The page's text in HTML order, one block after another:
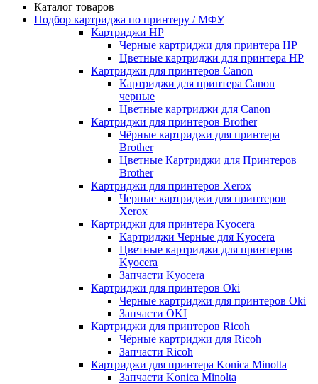
Каталог товаров
Подбор картриджа по принтеру / МФУ
Картриджи HP
Черные картриджи для принтера HP
Цветные картриджи для принтера HP
Картриджи для принтеров Сanon
Картриджи для принтера Сanon
черные
Цветные картриджи для Сanon
Картриджи для принтеров Brother
Чёрные картриджи для принтера
Brother
Цветные Картриджи для Принтеров
Brother
Картриджи для принтеров Xerox
Черные картриджи для принтеров
Xerox
Картриджи для принтера Kyocera
Картриджи Черные для Kyocera
Цветные картриджи для принтеров
Kyocera
Запчасти Kyocera
Картриджи для принтеров Oki
Черные картриджи для принтеров Oki
Запчасти OKI
Картриджи для принтеров Ricoh
Чёрные картриджи для Ricoh
Запчасти Ricoh
Картриджи для принтера Konica Minolta
Запчасти Koniсa Minolta